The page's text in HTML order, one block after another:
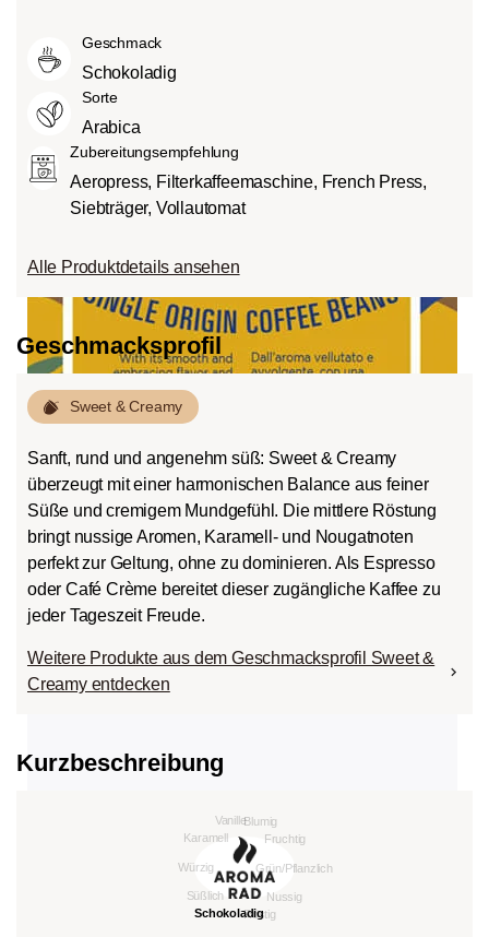
sauer als helle Röstungen, mit
ausgewogenem Geschmack und vollem
Körper.
Dunkle Röstung (French-/Italian):
Schokoladig süßer Körper mit
ausgeprägten Röstaromen und
Bitterstoffen bei geringem Säureanteil.
verschiedenen Faktoren wie der
Bohnensorte, Anbauhöhe, Herkunft und
besonders der Röstung ab.
Geschmack
Schokoladig
Sorte
Arabica
Zubereitungsempfehlung
Aeropress, Filterkaffeemaschine, French Press,
Siebträger, Vollautomat
Alle Produktdetails ansehen
Geschmacksprofil
Sweet & Creamy
Sanft, rund und angenehm süß: Sweet & Creamy
überzeugt mit einer harmonischen Balance aus feiner
Süße und cremigem Mundgefühl. Die mittlere Röstung
bringt nussige Aromen, Karamell- und Nougatnoten
perfekt zur Geltung, ohne zu dominieren. Als Espresso
oder Café Crème bereitet dieser zugängliche Kaffee zu
jeder Tageszeit Freude.
Weitere Produkte aus dem Geschmacksprofil Sweet &
Creamy entdecken
Kurzbeschreibung